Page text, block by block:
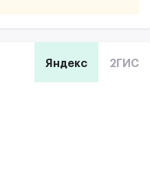
Яндекс 2ГИС